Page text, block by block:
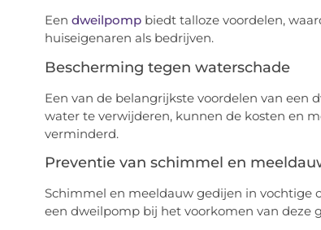
Een dweilpompbiedt talloze voordelen,
huiseigenaren als bedrijven.
Bescherming tegen waterschade
Een van de belangrijkste voordelen van een
water te verwijderen, kunnen de kosten en
verminderd.
Preventie van schimmel en
Schimmel en meeldauw gedijen in vochtige
een dweilpomp bij het voorkomen van deze